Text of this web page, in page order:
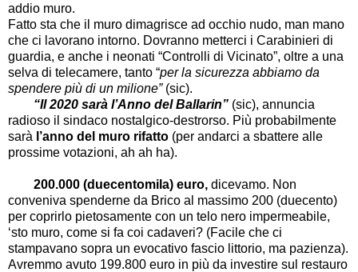
addio muro.
Fatto sta che il muro dimagrisce ad occhio nudo, man mano
che ci lavorano intorno. Dovranno metterci i Carabinieri di
guardia, e anche i neonati “Controlli di Vicinato”, oltre a una
selva di telecamere, tanto “per la sicurezza abbiamo da
spendere più di un milione” (sic).
“Il 2020 sarà l’Anno del Ballarin” (sic), annuncia
radioso il sindaco nostalgico-destrorso. Più probabilmente
sarà l’anno del muro rifatto (per andarci a sbattere alle
prossime votazioni, ah ah ha).
200.000 (duecentomila) euro, dicevamo. Non
conveniva spenderne da Brico al massimo 200 (duecento)
per coprirlo pietosamente con un telo nero impermeabile,
‘sto muro, come si fa coi cadaveri? (Facile che ci
stampavano sopra un evocativo fascio littorio, ma pazienza).
Avremmo avuto 199.800 euro in più da investire sul restauro